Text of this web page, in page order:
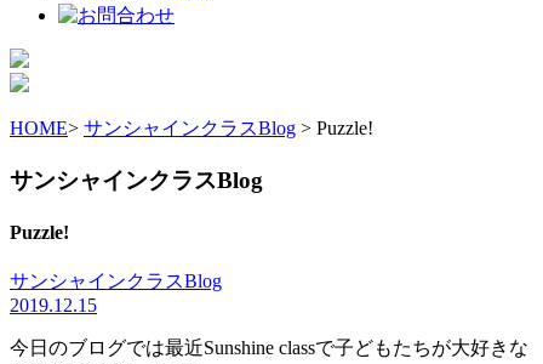
HOME> サンシャインクラスBlog > Puzzle!
サンシャインクラスBlog
Puzzle!
サンシャインクラスBlog
2019.12.15
今日のブログでは最近Sunshine classで子どもたちが大好きな